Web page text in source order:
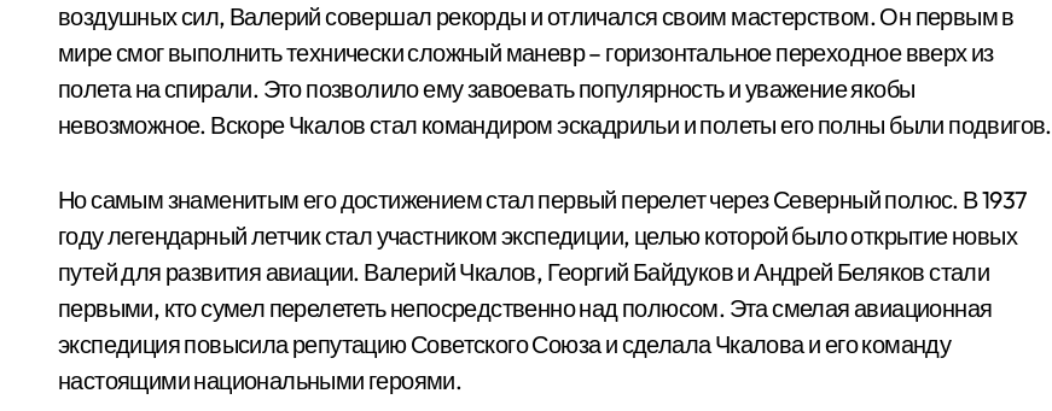
воздушных сил, Валерий совершал рекорды и отличался своим мастерством. Он первым в
мире смог выполнить технически сложный маневр – горизонтальное переходное вверх из
полета на спирали. Это позволило ему завоевать популярность и уважение якобы
невозможное. Вскоре Чкалов стал командиром эскадрильи и полеты его полны были подвигов.
Но самым знаменитым его достижением стал первый перелет через Северный полюс. В 1937
году легендарный летчик стал участником экспедиции, целью которой было открытие новых
путей для развития авиации. Валерий Чкалов, Георгий Байдуков и Андрей Беляков стали
первыми, кто сумел перелететь непосредственно над полюсом. Эта смелая авиационная
экспедиция повысила репутацию Советского Союза и сделала Чкалова и его команду
настоящими национальными героями.